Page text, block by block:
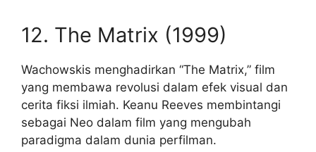
12. The Matrix (1999)
Wachowskis menghadirkan “The Matrix,” film
yang membawa revolusi dalam efek visual dan
cerita fiksi ilmiah. Keanu Reeves membintangi
sebagai Neo dalam film yang mengubah
paradigma dalam dunia perfilman.